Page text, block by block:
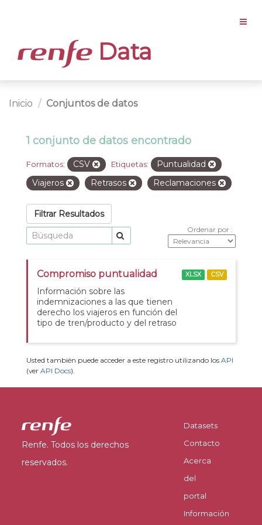
Data
Inicio Conjuntos de datos
1 conjunto de datos encontrado
Formatos: CSV Etiquetas:
Puntualidad
Viajeros
Retrasos Reclamaciones
Filtrar Resultados
Ordenar por
Compromiso puntualidad
Información sobre las
indemnizaciones a las que tienen
derecho los viajeros en función del
tipo de tren/producto y del retraso
XLSX CSV
Usted también puede acceder a este registro utilizando los API
(ver API Docs).
Renfe. Todos los derechos
reservados.
Datasets
Contacto
Acerca
del
portal
Información